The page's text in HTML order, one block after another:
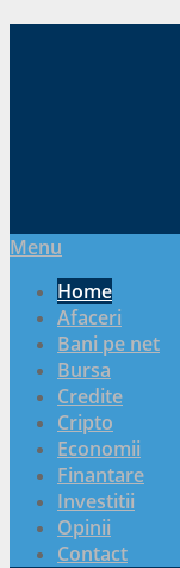
Menu
Home
Afaceri
Bani pe net
Bursa
Credite
Cripto
Economii
Finantare
Investitii
Opinii
Contact